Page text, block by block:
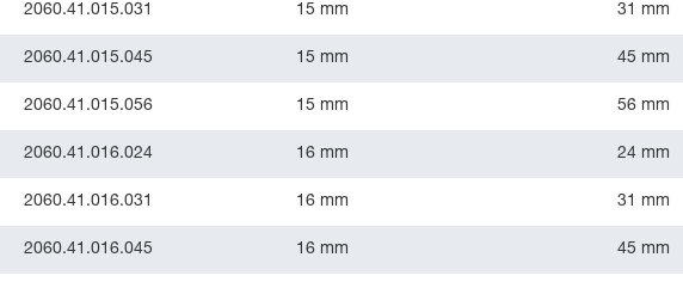
2060.41.015.031 15 mm 31 mm
2060.41.015.045 15 mm 45 mm
2060.41.015.056 15 mm 56 mm
2060.41.016.024 16 mm 24 mm
2060.41.016.031 16 mm 31 mm
2060.41.016.045 16 mm 45 mm